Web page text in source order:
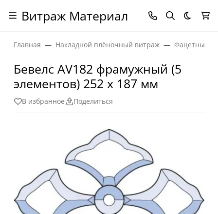
Витраж Материал Темная
Главная Накладной плёночный витраж Фацетные
Бевелс AV182 фрамужный (5
элементов) 252 х 187 мм
В избранное Поделиться